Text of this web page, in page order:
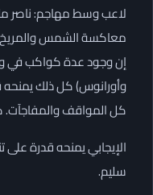
معاكسة الشمس والمريخ
إن وجود عدة كواكب في
وأورانوس) كل ذلك
كل المواقف والمفاجآت.
الإيجابي يمنحه قدرة
سليم.